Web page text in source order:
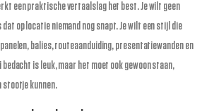
een praktische vertaalslag het best. Je wilt geen
dat op locatie niemand nog snapt. Je wilt een stijl die
balies, routeaanduiding, presentatiewanden en
is leuk, maar het moet ook gewoon staan,
stootje kunnen.